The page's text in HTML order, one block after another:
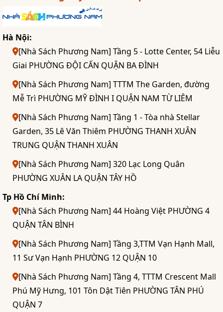
Hà Nội:
[Nhà Sách Phương Nam] Tầng 5 - Lotte Center, 54 Liễu
Giai PHƯỜNG ĐỘI CẤN QUẬN BA ĐÌNH
[Nhà Sách Phương Nam] TTTM The Garden, đường
Mễ Trì PHƯỜNG MỸ ĐÌNH I QUẬN NAM TỪ LIÊM
[Nhà Sách Phương Nam] Tầng 1 - Tòa nhà Stellar
Garden, 35 Lê Văn Thiêm PHƯỜNG THANH XUÂN
TRUNG QUẬN THANH XUÂN
[Nhà Sách Phương Nam] 320 Lạc Long Quân
PHƯỜNG XUÂN LA QUẬN TÂY HỒ
Tp Hồ Chí Minh:
[Nhà Sách Phương Nam] 44 Hoàng Việt PHƯỜNG 4
QUẬN TÂN BÌNH
[Nhà Sách Phương Nam] Tầng 3,TTM Vạn Hạnh Mall,
11 Sư Vạn Hạnh PHƯỜNG 12 QUẬN 10
[Nhà Sách Phương Nam] Tầng 4, TTTM Crescent Mall
Phú Mỹ Hưng, 101 Tôn Dật Tiên PHƯỜNG TÂN PHÚ
QUẬN 7